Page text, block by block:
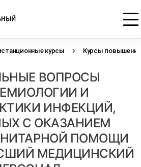
курсы Курсы повышения
ВОПРОСЫ
И
ИНФЕКЦИЙ,
С ОКАЗАНИЕМ
ПОМОЩИ
МЕДИЦИНСКИЙ
данные, наши специалисты
с Вами
данные, наши специалисты
с Вами
баллов 14 ЗЕТ
данные, наши специалисты
Вас